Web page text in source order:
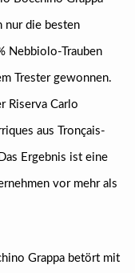
nur die besten
Nebbiolo-Trauben
Trester gewonnen.
Riserva Carlo
aus Tronçais-
Ergebnis ist eine
vor mehr als
Grappa betört mit